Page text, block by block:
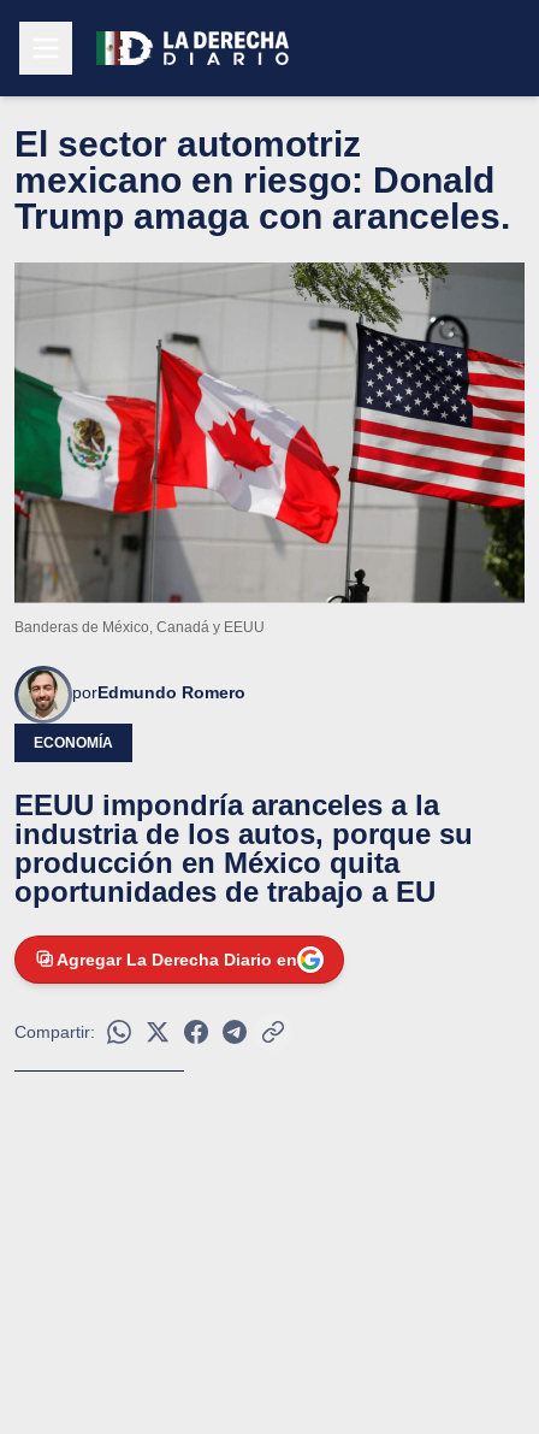
El sector automotriz
mexicano en riesgo: Donald
Trump amaga con aranceles.
Banderas de México, Canadá y EEUU
porEdmundo Romero
ECONOMÍA
EEUU impondría aranceles a la
industria de los autos, porque su
producción en México quita
oportunidades de trabajo a EU
Agregar La Derecha Diario en
Compartir: